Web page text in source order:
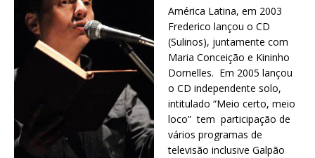
América Latina, em 2003
Frederico lançou o CD
(Sulinos), juntamente com
Maria Conceição e Kininho
Dornelles. Em 2005 lançou
o CD independente solo,
intitulado “Meio certo, meio
loco” tem participação de
vários programas de
televisão inclusive Galpão